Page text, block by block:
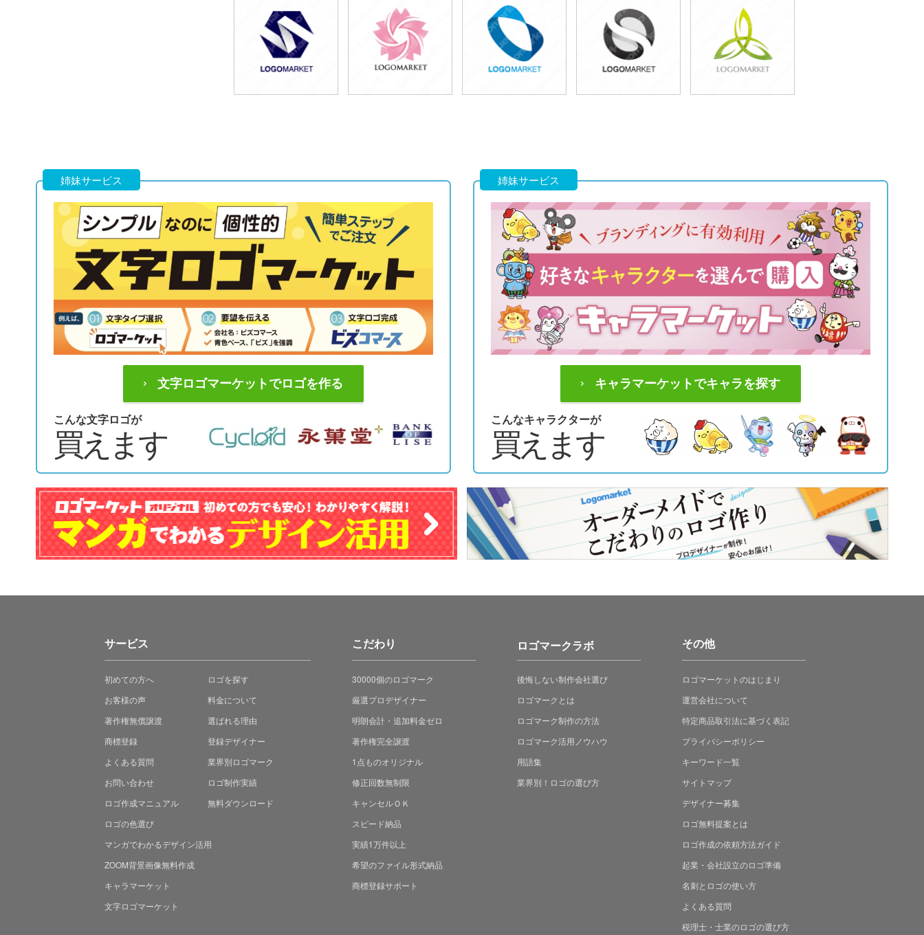
49,800円
(税込54,780円)
49,800円
(税込54,780円)
49,800円
(税込54,780円)
49,800円
(税込54,780円)
49,800円
(税込54,780円)
姉妹サービス
文字ロゴマーケットでロゴを作る
こんな文字ロゴが
買えます
姉妹サービス
キャラマーケットでキャラを探す
こんなキャラクターが
買えます
サービス
初めての方へ
ロゴを探す
お客様の声
料金について
著作権無償譲渡
選ばれる理由
商標登録
登録デザイナー
よくある質問
業界別ロゴマーク
お問い合わせ
ロゴ制作実績
ロゴ作成マニュアル
無料ダウンロード
ロゴの色選び
マンガでわかるデザイン活用
ZOOM背景画像無料作成
キャラマーケット
文字ロゴマーケット
こだわり
30000個のロゴマーク
厳選プロデザイナー
明朗会計・追加料金ゼロ
著作権完全譲渡
1点ものオリジナル
修正回数無制限
キャンセルＯＫ
スピード納品
実績1万件以上
希望のファイル形式納品
商標登録サポート
ロゴマークラボ
後悔しない制作会社選び
ロゴマークとは
ロゴマーク制作の方法
ロゴマーク活用ノウハウ
用語集
業界別！ロゴの選び方
その他
ロゴマーケットのはじまり
運営会社について
特定商品取引法に基づく表記
プライバシーポリシー
キーワード一覧
サイトマップ
デザイナー募集
ロゴ無料提案とは
ロゴ作成の依頼方法ガイド
起業・会社設立のロゴ準備
名刺とロゴの使い方
よくある質問
税理士・士業のロゴの選び方